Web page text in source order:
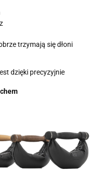
trzymają się dłoni
dzięki precyzyjnie